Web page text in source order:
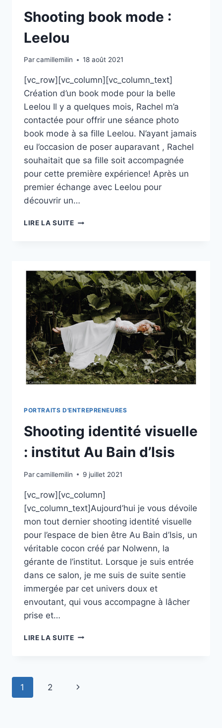
Shooting book mode :
Leelou
Parcamillemilin 18 août 2021
[vc_row][vc_column][vc_column_text]
Création d’un book mode pour la belle
Leelou Il y a quelques mois, Rachel m’a
contactée pour offrir une séance photo
book mode à sa fille Leelou. N’ayant jamais
eu l’occasion de poser auparavant , Rachel
souhaitait que sa fille soit accompagnée
pour cette première expérience! Après un
premier échange avec Leelou pour
découvrir un…
LIRE LA SUITESHOOTING
PORTRAITS D'ENTREPRENEURES
Shooting identité visuelle
: institut Au Bain d’Isis
Parcamillemilin 9 juillet 2021
[vc_row][vc_column]
[vc_column_text]Aujourd’hui je vous dévoile
mon tout dernier shooting identité visuelle
pour l’espace de bien être Au Bain d’Isis, un
véritable cocon créé par Nolwenn, la
gérante de l’institut. Lorsque je suis entrée
dans ce salon, je me suis de suite sentie
immergée par cet univers doux et
envoutant, qui vous accompagne à lâcher
prise et…
LIRE LA SUITESHOOTING
AU
Page
1 2
Next